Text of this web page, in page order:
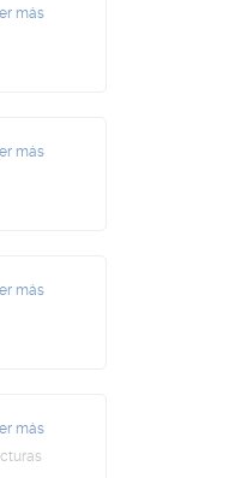
más
más
más
más